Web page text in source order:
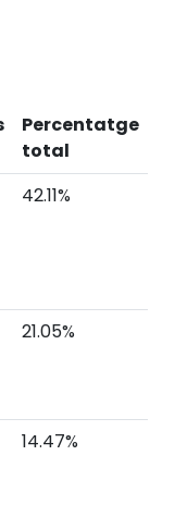
Percentatge
total
42.11%
21.05%
14.47%